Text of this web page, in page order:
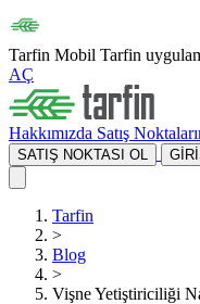
Tarfin Mobil Tarfin
AÇ
Hakkımızda Satış
SATIŞ NOKTASI OL
Tarfin
>
Blog
>
Vişne Yetiştiriciliği